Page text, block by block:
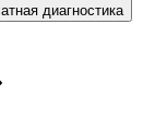
диагностика